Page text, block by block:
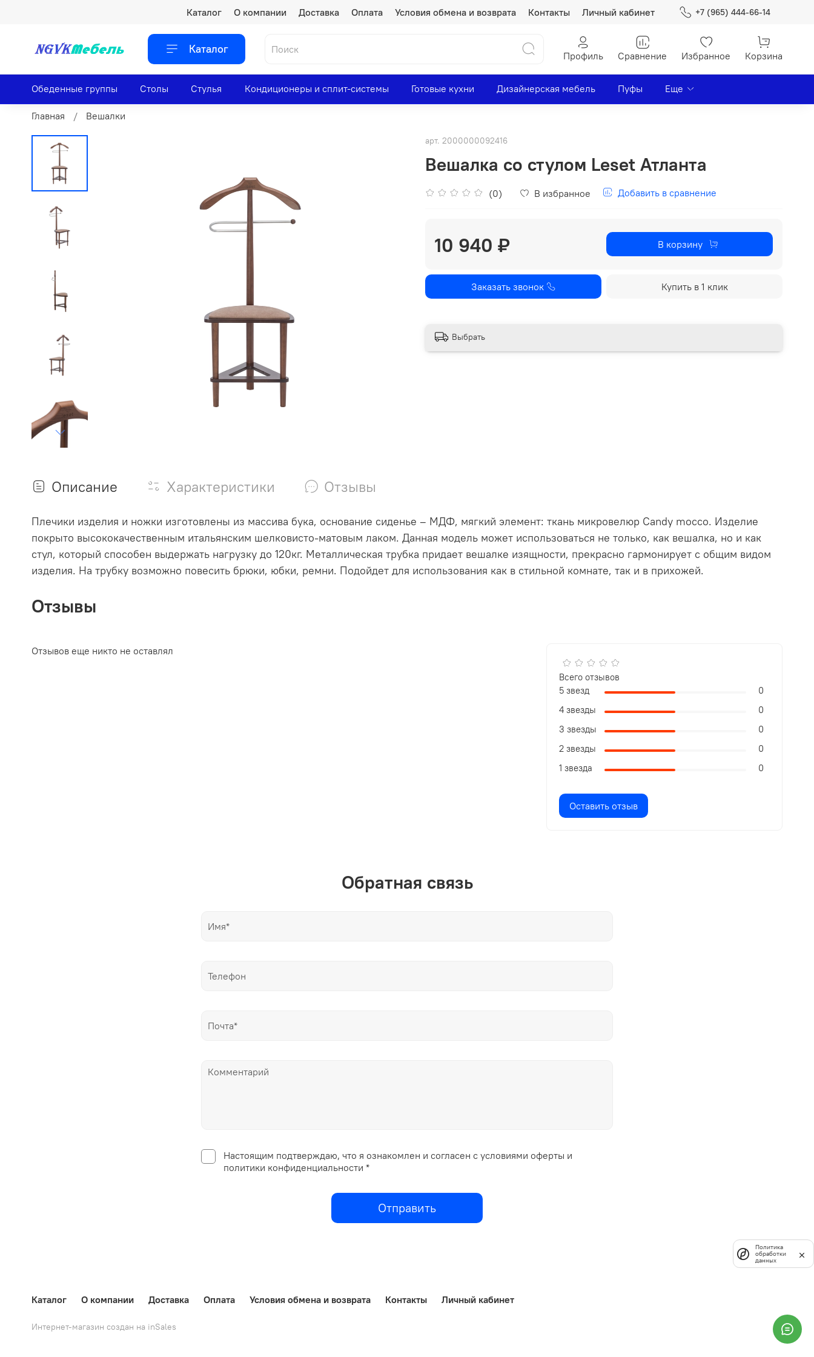
Каталог О компании Доставка Оплата Условия обмена и возврата Контакты Личный кабинет +7 (965) 444-66-14
Каталог Профиль Сравнение Избранное Корзина
Обеденные группы Столы Стулья Кондиционеры и сплит-системы Готовые кухни Дизайнерская мебель Пуфы Еще
Главная Вешалки
арт. 2000000092416
Вешалка со стулом Leset Атланта
(0) В избранное Добавить в сравнение
10 940 ₽ В корзину
Заказать звонок Купить в 1 клик
Выбрать
Описание Характеристики Отзывы
Плечики изделия и ножки изготовлены из массива бука, основание сиденье – МДФ, мягкий элемент: ткань микровелюр Candy mocco. Изделие
покрыто высококачественным итальянским шелковисто-матовым лаком. Данная модель может использоваться не только, как вешалка, но и как
стул, который способен выдержать нагрузку до 120кг. Металлическая трубка придает вешалке изящности, прекрасно гармонирует с общим видом
изделия. На трубку возможно повесить брюки, юбки, ремни. Подойдет для использования как в стильной комнате, так и в прихожей.
Отзывы
Отзывов еще никто не оставлял
Всего отзывов
5 звезд
0
4 звезды
0
3 звезды
0
2 звезды
0
1 звезда
0
Оставить отзыв
Обратная связь
Настоящим подтверждаю, что я ознакомлен и согласен с условиями оферты и
политики конфиденциальности *
Отправить
Каталог О компании Доставка Оплата Условия обмена и возврата Контакты Личный кабинет
Интернет-магазин создан на inSales
Политика
обработки
данных